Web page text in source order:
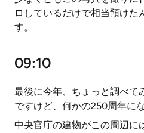
ロしているだけで相当預けた
す。
09:10
最後に今年、ちょっと調べて
ですけど、何かの250周年に
中央官庁の建物がこの周辺に